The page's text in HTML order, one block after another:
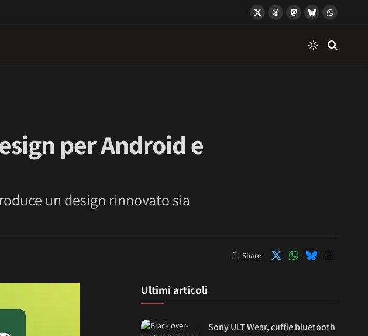
X
ThreadsMastodon
BlueskyWhatsApp
per Android e
un design rinnovato sia
Share
Ultimi articoli
Sony ULT Wear, cuffie bluetooth